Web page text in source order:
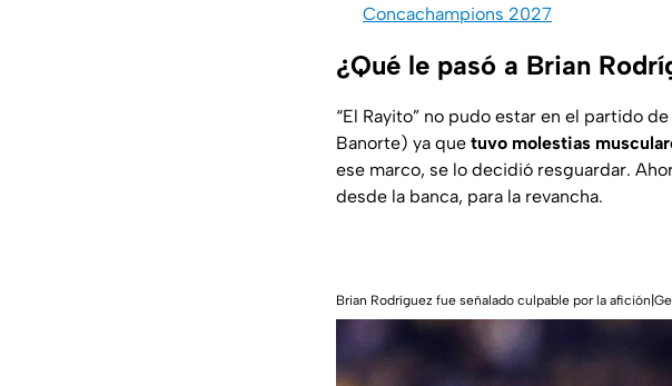
Concachampions 2027
¿Qué le pasó a Brian
“El Rayito” no pudo estar en el partido
Banorte) ya que tuvo molestias
ese marco, se lo decidió resguardar.
desde la banca, para la revancha.
Brian Rodríguez fue señalado culpable por la